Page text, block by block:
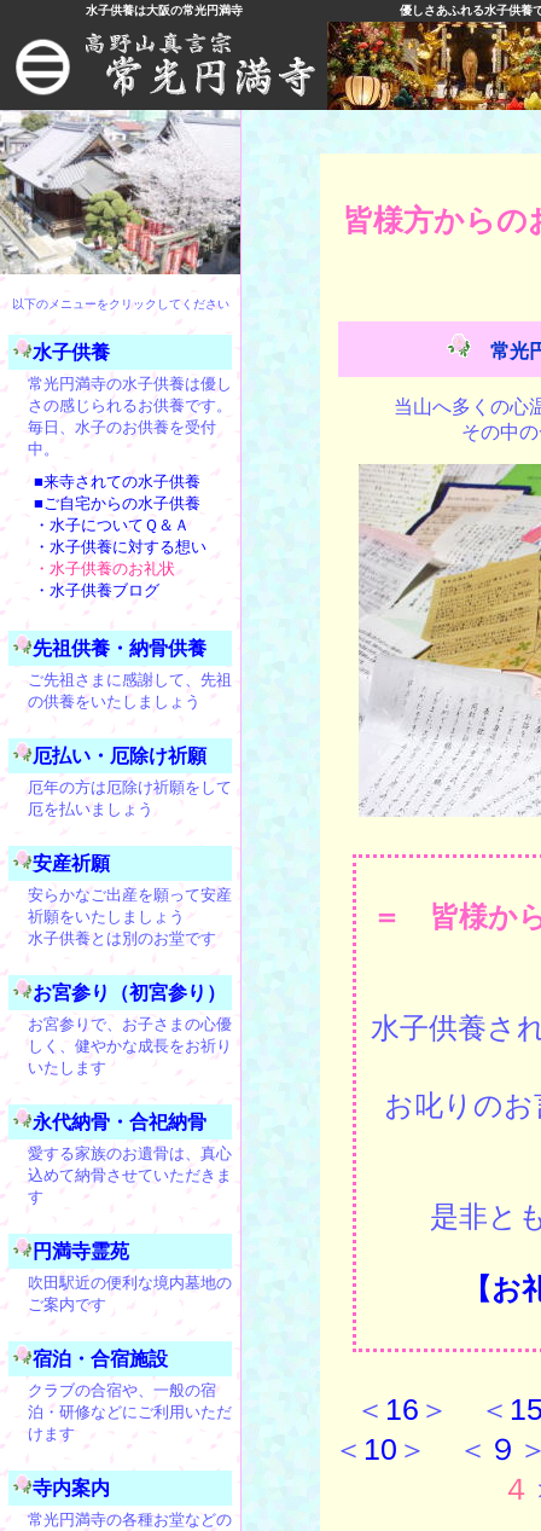
水子供養は大阪の常光円満寺 優しさあふれる水子供
以下のメニューをクリックしてください
水子供養
常光円満寺の水子供養は優し
さの感じられるお供養です。
毎日、水子のお供養を受付
中。
■来寺されての水子供養
■ご自宅からの水子供養
・水子についてＱ＆Ａ
・水子供養に対する想い
・水子供養のお礼状
・水子供養ブログ
先祖供養・納骨供養
ご先祖さまに感謝して、先祖
の供養をいたしましょう
厄払い・厄除け祈願
厄年の方は厄除け祈願をして
厄を払いましょう
安産祈願
安らかなご出産を願って安産
祈願をいたしましょう
水子供養とは別のお堂です
お宮参り（初宮参り）
お宮参りで、お子さまの心優
しく、健やかな成長をお祈り
いたします
永代納骨・合祀納骨
愛する家族のお遺骨は、真心
込めて納骨させていただきま
す
円満寺霊苑
吹田駅近の便利な境内墓地の
ご案内です
宿泊・合宿施設
クラブの合宿や、一般の宿
泊・研修などにご利用いただ
けます
寺内案内
常光円満寺の各種お堂などの
皆様方からの
常光
当山へ多くの心
その中
＝ 皆様か
水子供養さ
お叱りの
是非と
【
＜ 16 ＞ ＜
＜ 10 ＞ ＜ ９
４